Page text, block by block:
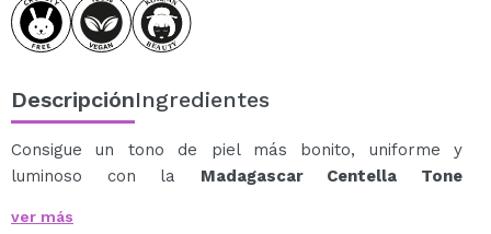
DescripciónIngredientes
Consigue un tono de piel más bonito, uniforme y
luminoso con la Madagascar Centella Tone
Esta crema facial hidratante, equilibrante y
ver más